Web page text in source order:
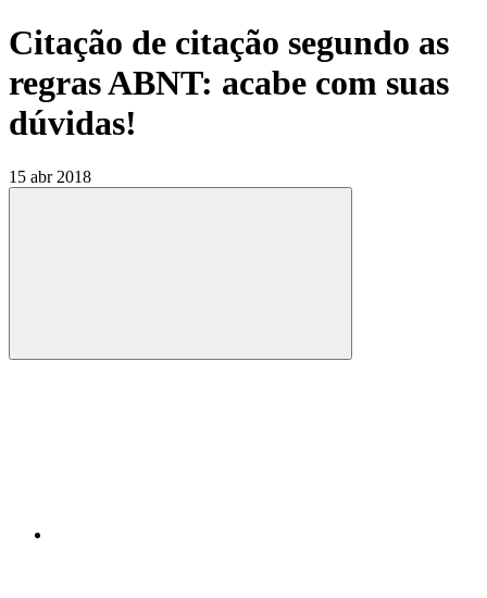
Citação de citação segundo as
regras ABNT: acabe com suas
dúvidas!
15 abr 2018
Compartilhar